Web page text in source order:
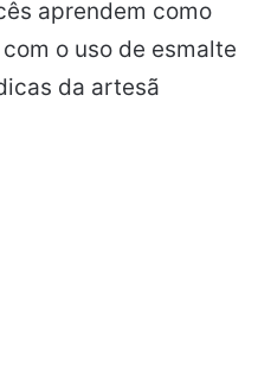
aprendem como
o uso de esmalte
da artesã